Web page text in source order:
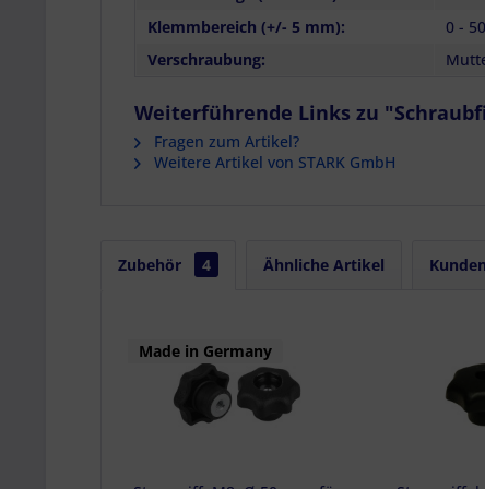
Klemmbereich (+/- 5 mm):
0 -
Verschraubung:
Weiterführende Links zu
Fragen zum Artikel?
Weitere Artikel von STARK GmbH
Zubehör 4 Ähnliche Artikel
Made in Germany